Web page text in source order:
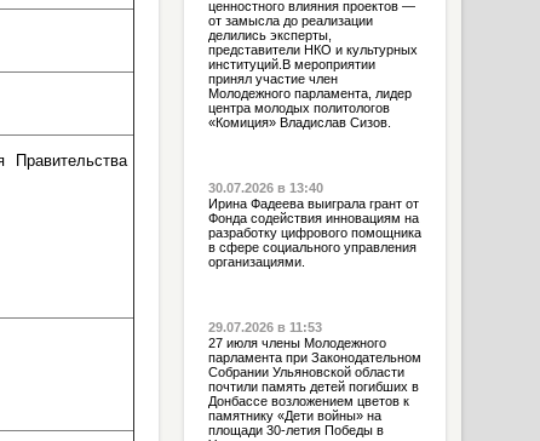
Правительства
ценностного влияния проектов —
от замысла до реализации
делились эксперты,
представители НКО и культурных
институций.В мероприятии
принял участие член
Молодежного парламента, лидер
центра молодых политологов
«Комиция» Владислав Сизов.
30.07.2026 в 13:40
Ирина Фадеева выиграла грант от
Фонда содействия инновациям на
разработку цифрового помощника
в сфере социального управления
организациями.
29.07.2026 в 11:53
27 июля члены Молодежного
парламента при Законодательном
Собрании Ульяновской области
почтили память детей погибших в
Донбассе возложением цветов к
памятнику «Дети войны» на
площади 30-летия Победы в